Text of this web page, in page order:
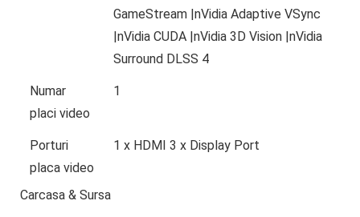
GameStream |nVidia Adaptive VSync
|nVidia CUDA |nVidia 3D Vision |nVidia
Surround DLSS 4
Numar
placi video
1
Porturi
placa video
1 x HDMI 3 x Display Port
Carcasa & Sursa